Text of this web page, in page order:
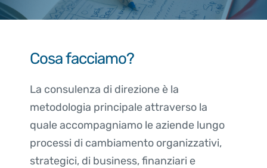
Cosa facciamo?
La consulenza di direzione è la
metodologia principale attraverso la
quale accompagniamo le aziende lungo
processi di cambiamento organizzativi,
strategici, di business, finanziari e